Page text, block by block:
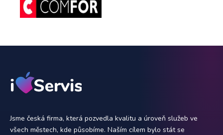
Jsme česká firma, která pozvedla kvalitu a úroveň služeb ve
všech městech, kde působíme. Naším cílem bylo stát se